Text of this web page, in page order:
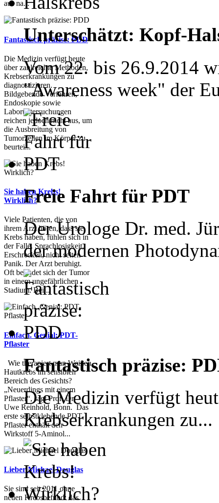
aus na...
Fantastisch präzise: PDD
Die Medizin verfügt heute
über zahlreichte Methoden,
Krebserkrankungen zu
diagnostizieren.
Bildgebende Verfahren,
Endoskopie sowie
Laboruntersuchungen
reichen jedoch nicht aus, um
die Ausbreitung von
Tumorzellen im Körper zu
beurtei...
Sie haben Krebs!
Wirklich?
Viele Patienten, die von
ihrem Arzt hören, dass sie
Krebs haben, fühlen sich in
der Falle. Sprachlosigkeit,
Erschrecken, nicht selten
Panik. Der Arzt beruhigt.
Oft befindet sich der Tumor
in einem ungefährlichen
Stadium. Bei...
Einfach. Genial: PDT-
Pflaster
Wie therapiert man Weißen
Hautkrebs im sensiblen
Bereich des Gesichts?
„Neuerdings mit einem
Pflaster“, sagt Prof. Dr.
Uwe Reinhold, Bonn. Das
erste selbstklebende PDT-
Pflaster enthält den
Wirkstoff 5-Aminol...
Lieber Michael Douglas
Sie sind seit 2011 ohne
neuen Krebsbefund: das
Unterschätzt: Kopf-
Vom 22. bis 26.9.2014
"Awareness week" der
Freie Fahrt für PDT
Der Urologe Dr. med.
der modernen
Fantastisch präzise:
Die Medizin verfügt
Krebserkrankungen zu...